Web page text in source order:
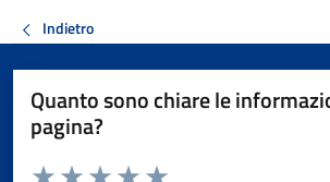
Indietro
Quanto sono chiare le
pagina?
Valuta da 1 a 5 stelle la pagina